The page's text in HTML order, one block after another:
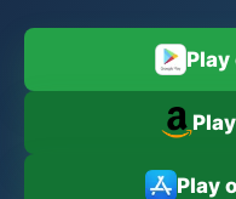
Play
Play